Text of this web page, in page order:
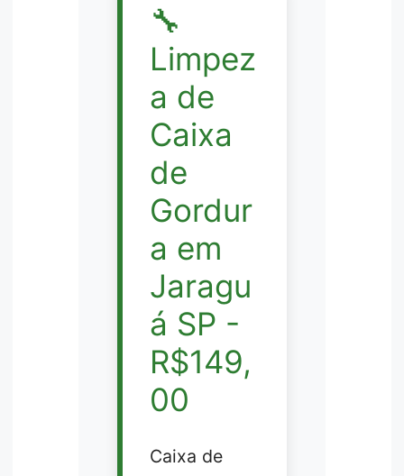
🔧
Limpez
a de
Caixa
de
Gordur
a em
Jaragu
á SP -
R$149,
00
Caixa de